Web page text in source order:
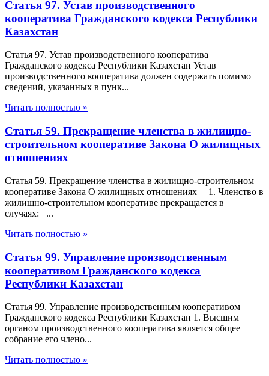
Статья 97. Устав производственного
кооператива Гражданского кодекса Республики
Казахстан
Статья 97. Устав производственного кооператива
Гражданского кодекса Республики Казахстан Устав
производственного кооператива должен содержать помимо
сведений, указанных в пунк...
Читать полностью »
Статья 59. Прекращение членства в жилищно-
строительном кооперативе Закона О жилищных
отношениях
Статья 59. Прекращение членства в жилищно-строительном
кооперативе Закона О жилищных отношениях 1. Членство в
жилищно-строительном кооперативе прекращается в
случаях: ...
Читать полностью »
Статья 99. Управление производственным
кооперативом Гражданского кодекса
Республики Казахстан
Статья 99. Управление производственным кооперативом
Гражданского кодекса Республики Казахстан 1. Высшим
органом производственного кооператива является общее
собрание его члено...
Читать полностью »